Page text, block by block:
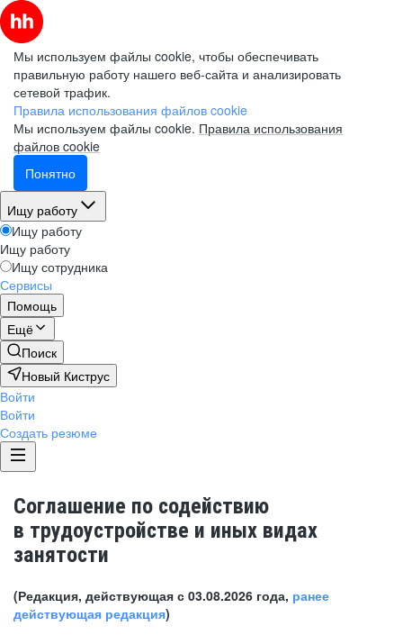
Мы используем файлы cookie, чтобы обеспечивать
правильную работу нашего веб-сайта и анализировать
сетевой трафик.
Правила использования файлов cookie
Мы используем файлы cookie. Правила использования
файлов cookie
Понятно
Ищу работу
Ищу работу
Ищу работу
Ищу сотрудника
Сервисы
Помощь
Ещё
Поиск
Новый Киструс
Войти
Войти
Создать резюме
Соглашение по содействию
в трудоустройстве и иных видах
занятости
(Редакция, действующая с 03.08.2026 года, ранее
действующая редакция)